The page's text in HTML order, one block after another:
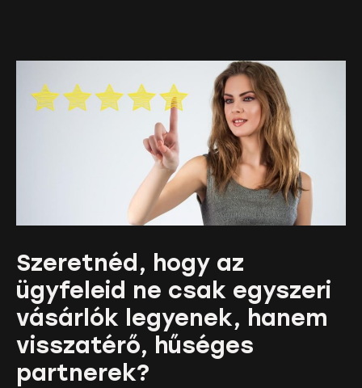
Szeretnéd, hogy az
ügyfeleid ne csak egyszeri
vásárlók legyenek, hanem
visszatérő, hűséges
partnerek?